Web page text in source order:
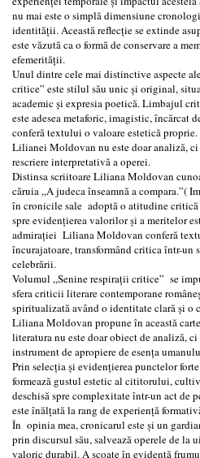
nu mai este o simplă dimensiune
identității. Această reflecție se extinde
este văzută ca o formă de conservare a
efemerității.
Unul dintre cele mai distinctive aspecte
critice” este stilul său unic și original,
academic și expresia poetică. Limbajul
este adesea metaforic, imagistic, încărcat
conferă textului o valoare estetică
Lilianei Moldovan nu este doar analiză, ci
rescriere interpretativă a operei.
Distinsa scriitoare Liliana Moldovan
căruia „A judeca înseamnă a compara.”(
în cronicile sale adoptă o atitudine
spre evidențierea valorilor și a meritelor
admirației Liliana Moldovan conferă
încurajatoare, transformând critica într-un
celebrării.
Volumul „Senine respirații critice” se
sfera criticii literare contemporane
spiritualizată având o identitate clară și o
Liliana Moldovan propune în această
literatura nu este doar obiect de analiză,
instrument de apropiere de esența
Prin selecția și evidențierea punctelor
formează gustul estetic al cititorului,
deschisă spre complexitate într-un act de
este înălțată la rang de experiență
În opinia mea, cronicarul este și un
prin discursul său, salvează operele de la
valoric durabil. A scoate în evidență